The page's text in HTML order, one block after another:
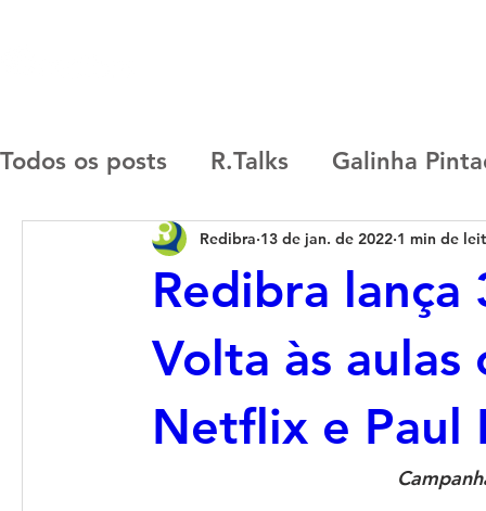
Todos os posts R.Talks Galinha
Now United Capricho
Keith Haring Paul Frank R.Lab
Moonbug R. Start
Redibra lança
Volta às aulas
Netflix e Paul
Redibra 13 de jan. de 2022 1 min de